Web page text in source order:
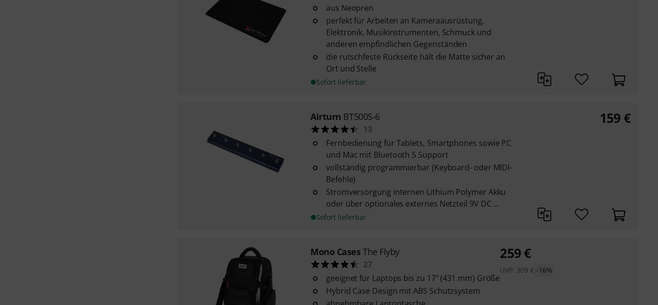
aus Neopren
perfekt für Arbeiten an Kameraausrüstung,
Elektronik, Musikinstrumenten, Schmuck und
anderen empfindlichen Gegenständen
die rutschfeste Rückseite hält die Matte sicher an
Ort und Stelle
Sofort lieferbar
Airturn BT500S-6
13
Fernbedienung für Tablets, Smartphones sowie PC
und Mac mit Bluetooth 5 Support
vollständig programmierbar (Keyboard- oder MIDI-
Befehle)
Stromversorgung internen Lithium Polymer Akku
oder über optionales externes Netzteil 9V DC ...
Sofort lieferbar
159 €
Mono Cases The Flyby
27
geeignet für Laptops bis zu 17" (431 mm) Größe
Hybrid Case Design mit ABS Schutzsystem
259€
UVP: 309 € -16%